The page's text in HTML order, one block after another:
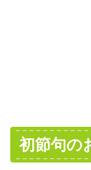
初節句の